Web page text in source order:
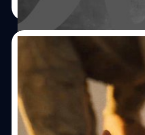
Read More
‘The Fall Guy’ เป็นหนึ่งใน
Gosling ที่ได้คะแนนสูงสุด
Tomatoes
Rotten Tomatoes ได้เปิดเผยคะแน
Guy' โดยได้ไปในระดับ "สดใหม่" ถึง
จำนวน 30 คน